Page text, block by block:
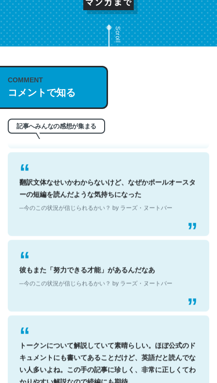
Scroll
COMMENT
コメントで知る
記事へみんなの感想が集まる
これは名文。彼はとてもクレバーなんだろうなと凄く思
う。英語少しでも読める人は原文もお勧め。自分はこの流
れ好き。Let’s Fucking Go. Then Covid hit. Shit.
翻訳文体なせいかわからないけど、なぜかポールオースタ
ーの短編を読んだような気持ちになった
─今のこの状況が信じられるかい？ by ラーズ・ヌートバー
彼もまた「努力できる才能」があるんだなあ
─今のこの状況が信じられるかい？ by ラーズ・ヌートバー
トークンについて解説していて素晴らしい。ほぼ公式のド
キュメントにも書いてあることだけど、英語だと読んでな
い人多いよね。この手の記事に珍しく、非常に正しくてわ
かりやすい解説なので続編にも期待。